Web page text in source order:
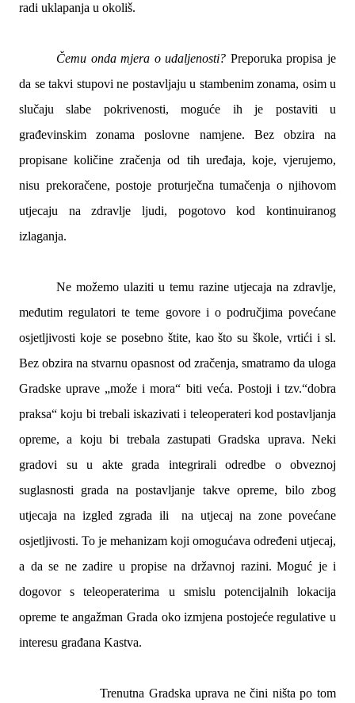
radi uklapanja u okoliš.
Čemu onda mjera o udaljenosti? Preporuka propisa je
da se takvi stupovi ne postavljaju u stambenim zonama, osim u
slučaju slabe pokrivenosti, moguće ih je postaviti u
građevinskim zonama poslovne namjene. Bez obzira na
propisane količine zračenja od tih uređaja, koje, vjerujemo,
nisu prekoračene, postoje proturječna tumačenja o njihovom
utjecaju na zdravlje ljudi, pogotovo kod kontinuiranog
izlaganja.
Ne možemo ulaziti u temu razine utjecaja na zdravlje,
međutim regulatori te teme govore i o područjima povećane
osjetljivosti koje se posebno štite, kao što su škole, vrtići i sl.
Bez obzira na stvarnu opasnost od zračenja, smatramo da uloga
Gradske uprave „može i mora“ biti veća. Postoji i tzv.“dobra
praksa“ koju bi trebali iskazivati i teleoperateri kod postavljanja
opreme, a koju bi trebala zastupati Gradska uprava. Neki
gradovi su u akte grada integrirali odredbe o obveznoj
suglasnosti grada na postavljanje takve opreme, bilo zbog
utjecaja na izgled zgrada ili na utjecaj na zone povećane
osjetljivosti. To je mehanizam koji omogućava određeni utjecaj,
a da se ne zadire u propise na državnoj razini. Moguć je i
dogovor s teleoperaterima u smislu potencijalnih lokacija
opreme te angažman Grada oko izmjena postojeće regulative u
interesu građana Kastva.
Trenutna Gradska uprava ne čini ništa po tom